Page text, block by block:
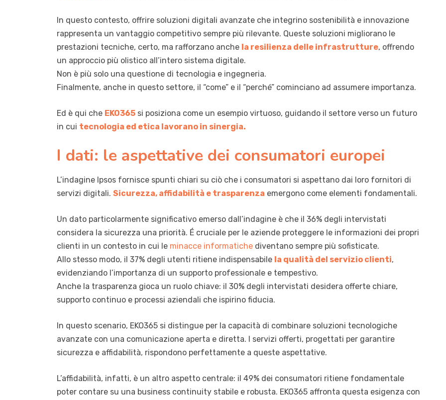
In questo contesto, offrire soluzioni digitali avanzate che integrino sostenibilità e innovazione
rappresenta un vantaggio competitivo sempre più rilevante. Queste soluzioni migliorano le
prestazioni tecniche, certo, ma rafforzano anche la resilienza delle infrastrutture, offrendo
un approccio più olistico all’intero sistema digitale.
Non è più solo una questione di tecnologia e ingegneria.
Finalmente, anche in questo settore, il “come” e il “perché” cominciano ad assumere importanza.
Ed è qui che EKO365 si posiziona come un esempio virtuoso, guidando il settore verso un futuro
in cui tecnologia ed etica lavorano in sinergia.
I dati: le aspettative dei consumatori europei
L’indagine Ipsos fornisce spunti chiari su ciò che i consumatori si aspettano dai loro fornitori di
servizi digitali. Sicurezza, affidabilità e trasparenza emergono come elementi fondamentali.
Un dato particolarmente significativo emerso dall’indagine è che il 36% degli intervistati
considera la sicurezza una priorità. É cruciale per le aziende proteggere le informazioni dei propri
clienti in un contesto in cui le minacce informatiche diventano sempre più sofisticate.
Allo stesso modo, il 37% degli utenti ritiene indispensabile la qualità del servizio clienti,
evidenziando l’importanza di un supporto professionale e tempestivo.
Anche la trasparenza gioca un ruolo chiave: il 30% degli intervistati desidera offerte chiare,
supporto continuo e processi aziendali che ispirino fiducia.
In questo scenario, EKO365 si distingue per la capacità di combinare soluzioni tecnologiche
avanzate con una comunicazione aperta e diretta. I servizi offerti, progettati per garantire
sicurezza e affidabilità, rispondono perfettamente a queste aspettative.
L’affidabilità, infatti, è un altro aspetto centrale: il 49% dei consumatori ritiene fondamentale
poter contare su una business continuity stabile e robusta. EKO365 affronta questa esigenza con